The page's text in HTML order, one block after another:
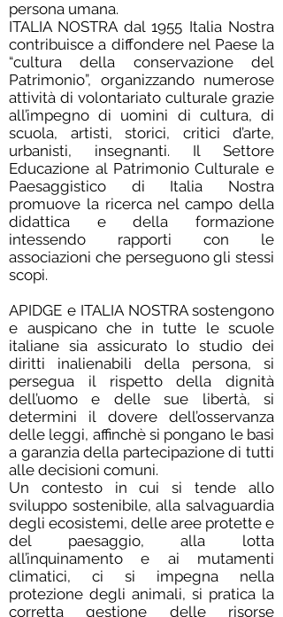
persona umana.
ITALIA NOSTRA dal 1955 Italia Nostra
contribuisce a diffondere nel Paese la
“cultura della conservazione del
Patrimonio”, organizzando numerose
attività di volontariato culturale grazie
all’impegno di uomini di cultura, di
scuola, artisti, storici, critici d’arte,
urbanisti, insegnanti. Il Settore
Educazione al Patrimonio Culturale e
Paesaggistico di Italia Nostra
promuove la ricerca nel campo della
didattica e della formazione
intessendo rapporti con le
associazioni che perseguono gli stessi
scopi.
APIDGE e ITALIA NOSTRA sostengono
e auspicano che in tutte le scuole
italiane sia assicurato lo studio dei
diritti inalienabili della persona, si
persegua il rispetto della dignità
dell’uomo e delle sue libertà, si
determini il dovere dell’osservanza
delle leggi, affinchè si pongano le basi
a garanzia della partecipazione di tutti
alle decisioni comuni.
Un contesto in cui si tende allo
sviluppo sostenibile, alla salvaguardia
degli ecosistemi, delle aree protette e
del paesaggio, alla lotta
all’inquinamento e ai mutamenti
climatici, ci si impegna nella
protezione degli animali, si pratica la
corretta gestione delle risorse